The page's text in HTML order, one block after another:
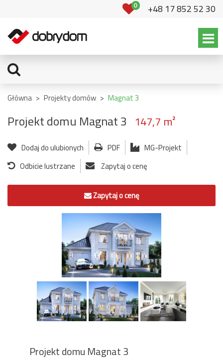
0 +48 17 852 52 30
Główna > Projekty domów > Magnat 3
Projekt domu Magnat 3 147,7 m²
Dodaj do ulubionych PDF
MG-Projekt
Odbicie lustrzane
Zapytaj o cenę
Zapytaj o cenę
Projekt domu Magnat 3